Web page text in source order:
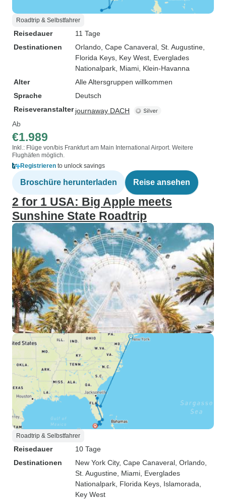
Roadtrip & Selbstfahrer
Reisedauer
11 Tage
Destinationen
Orlando , Cape Canaveral , St. Augustine
Florida Keys , Key West , Everglades
Nationalpark , Miami , Klein-Havanna
Alter
Alle Altersgruppen willkommen
Sprache
Deutsch
Reiseveranstalter journaway DACH
Ab
€1.989
Inkl.: Flüge von/bis Frankfurt am Main International Airport. Weitere
Flughäfen möglich.
Registrieren to unlock savings
Broschüre herunterladen Reise ansehen
2 for 1 USA: Big Apple meets
Sunshine State Roadtrip
Roadtrip & Selbstfahrer
Reisedauer
10 Tage
Destinationen
New York City, Cape Canaveral , Orlando
St. Augustine , Miami , Everglades
Nationalpark , Florida Keys , Islamorada
Key West